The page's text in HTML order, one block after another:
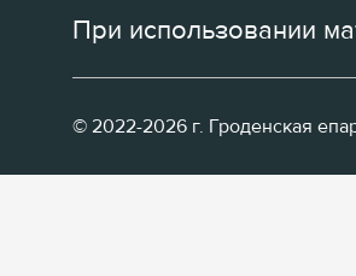
При использовании
© 2022-2026 г. Гроденская